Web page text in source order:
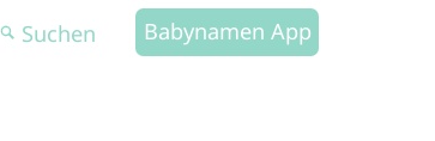
Babynamen App